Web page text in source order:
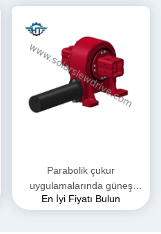
Parabolik çukur
uygulamalarında güneş
izleme sistemleri için 24VDC
En İyi Fiyatı Bulun